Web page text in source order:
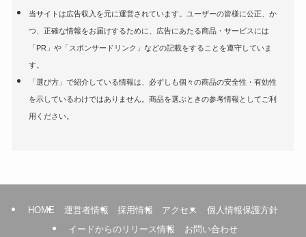
当サイトは広告収入を元に運営されています。ユーザーの皆様に公正、か
つ、正確な情報をお届けするために、広告にあたる商品・サービスには
「PR」や「スポンサードリンク」などの記載をすることを遵守していま
す。
「選び方」で紹介している情報は、必ずしも個々の商品の安全性・有効性
を示しているわけではありません。商品を選ぶときの参考情報としてご利
用ください。
HOME 運営者情報 採用情報 アクセス
個人情報保護方針
イードからのリリース情報
お問い合わせ